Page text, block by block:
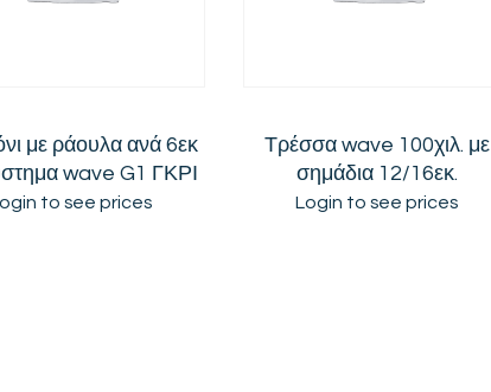
με ράουλα ανά 6εκ
wave G1 ΓΚΡΙ
to see prices
Τρέσσα wave 100χιλ. με
σημάδια 12/16εκ.
Login to see prices